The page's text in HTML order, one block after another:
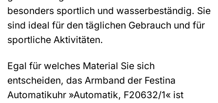
besonders sportlich und wasserbeständig. Sie
sind ideal für den täglichen Gebrauch und für
sportliche Aktivitäten.
Egal für welches Material Sie sich
entscheiden, das Armband der Festina
Automatikuhr »Automatik, F20632/1« ist